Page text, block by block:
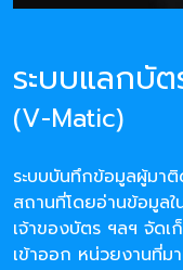
ระบบแลกบั
(V-Matic)
ระบบบันทึกข้อมูลผู้มา
สถานที่โดยอ่านข้อมูล
เจ้าของบัตร ฯลฯ จัดเ
เข้าออก หน่วยงานที่ม